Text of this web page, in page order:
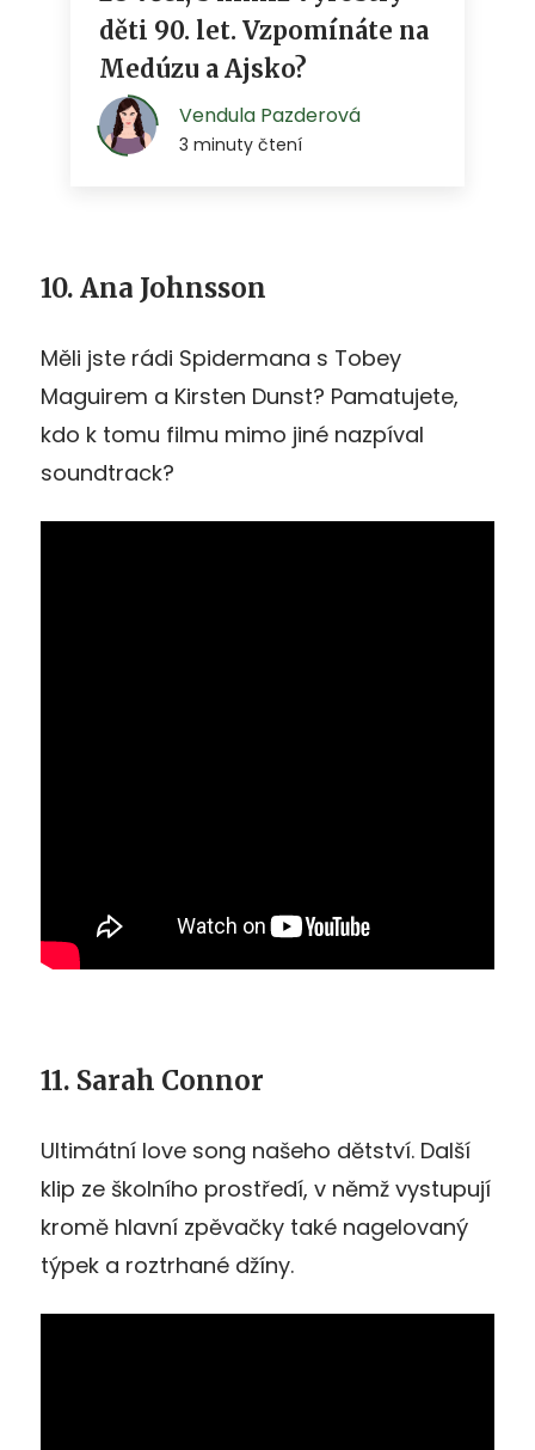
10. Ana Johnsson
Měli jste rádi Spidermana s Tobey
Maguirem a Kirsten Dunst? Pamatujete,
kdo k tomu filmu mimo jiné nazpíval
soundtrack?
11. Sarah Connor
Ultimátní love song našeho dětství. Další
klip ze školního prostředí, v němž vystupují
kromě hlavní zpěvačky také nagelovaný
týpek a roztrhané džíny.